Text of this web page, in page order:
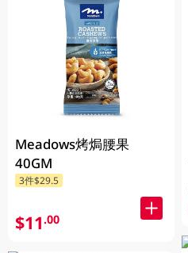
Meadows烤焗腰果
40GM
3件$29.5
$11.00